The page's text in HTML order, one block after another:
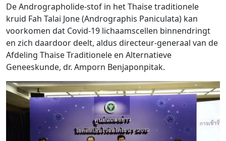
De Andrographolide-stof in het Thaise traditionele
kruid Fah Talai Jone (Andrographis Paniculata) kan
voorkomen dat Covid-19 lichaamscellen binnendringt
en zich daardoor deelt, aldus directeur-generaal van de
Afdeling Thaise Traditionele en Alternatieve
Geneeskunde, dr. Amporn Benjaponpitak.